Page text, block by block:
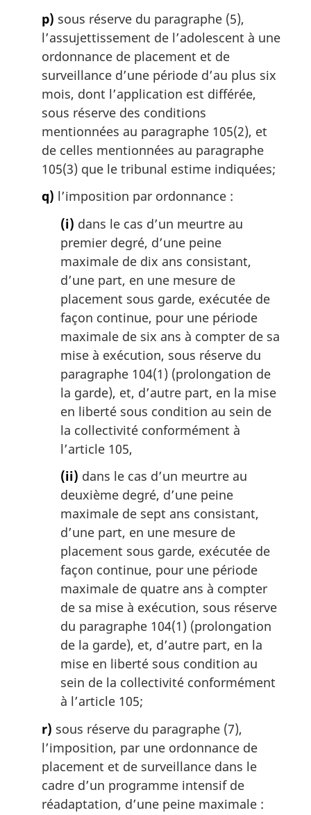
p) sous réserve du paragraphe (5),
l’assujettissement de l’adolescent à une
ordonnance de placement et de
surveillance d’une période d’au plus six
mois, dont l’application est différée,
sous réserve des conditions
mentionnées au paragraphe 105(2), et
de celles mentionnées au paragraphe
105(3) que le tribunal estime indiquées;
q) l’imposition par ordonnance :
(i) dans le cas d’un meurtre au
premier degré, d’une peine
maximale de dix ans consistant,
d’une part, en une mesure de
placement sous garde, exécutée de
façon continue, pour une période
maximale de six ans à compter de sa
mise à exécution, sous réserve du
paragraphe 104(1) (prolongation de
la garde), et, d’autre part, en la mise
en liberté sous condition au sein de
la collectivité conformément à
l’article 105,
(ii) dans le cas d’un meurtre au
deuxième degré, d’une peine
maximale de sept ans consistant,
d’une part, en une mesure de
placement sous garde, exécutée de
façon continue, pour une période
maximale de quatre ans à compter
de sa mise à exécution, sous réserve
du paragraphe 104(1) (prolongation
de la garde), et, d’autre part, en la
mise en liberté sous condition au
sein de la collectivité conformément
à l’article 105;
r) sous réserve du paragraphe (7),
l’imposition, par une ordonnance de
placement et de surveillance dans le
cadre d’un programme intensif de
réadaptation, d’une peine maximale :